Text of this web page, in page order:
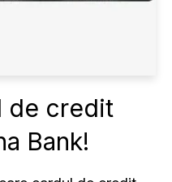
de credit
Bank!